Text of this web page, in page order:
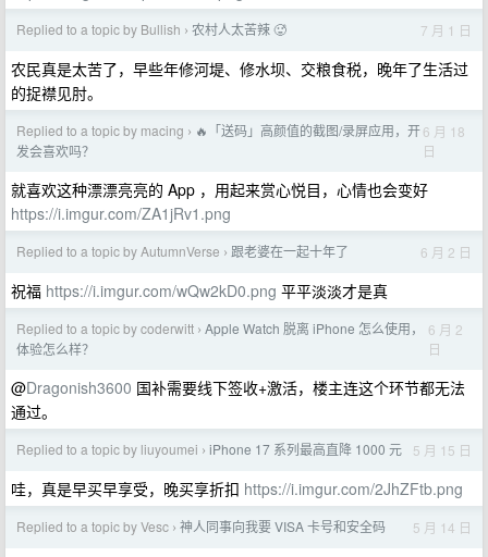
Replied to a topic by Bullish › 农村人太苦辣 🥵 7 月 1 日
农民真是太苦了，早些年修河堤、修水坝、交粮食税，晚年了生活过
的捉襟见肘。
Replied to a topic by macing › 🔥「送码」高颜值的截图/录屏应用，开
发会喜欢吗？
6 月 18
日
就喜欢这种漂漂亮亮的 App ，用起来赏心悦目，心情也会变好
https://i.imgur.com/ZA1jRv1.png
Replied to a topic by AutumnVerse › 跟老婆在一起十年了 6 月 2 日
祝福 https://i.imgur.com/wQw2kD0.png 平平淡淡才是真
Replied to a topic by coderwitt › Apple Watch 脱离 iPhone 怎么使用，
体验怎么样？
6 月 2
日
@Dragonish3600 国补需要线下签收+激活，楼主连这个环节都无法
通过。
Replied to a topic by liuyoumei › iPhone 17 系列最高直降 1000 元 5 月 15 日
哇，真是早买早享受，晚买享折扣 https://i.imgur.com/2JhZFtb.png
Replied to a topic by Vesc › 神人同事向我要 VISA 卡号和安全码 5 月 14 日